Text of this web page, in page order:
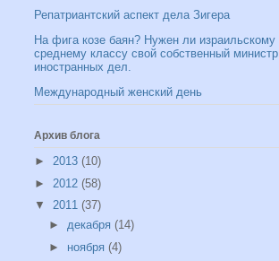
Репатриантский аспект дела Зигера
На фига козе баян? Нужен ли израильскому
среднему классу свой собственный министр
иностранных дел.
Международный женский день
Архив блога
► 2013 (10)
► 2012 (58)
▼ 2011 (37)
► декабря (14)
► ноября (4)